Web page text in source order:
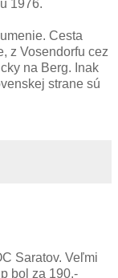
1976.
Cesta
z Vosendorfu cez
na Berg. Inak
strane sú
Saratov. Veľmi
bol za 190,-